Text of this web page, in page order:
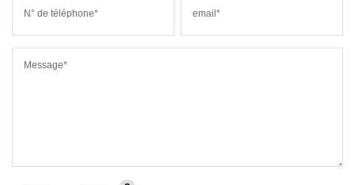
N° de téléphone* email*
Message*